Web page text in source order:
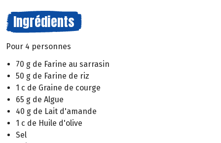
Ingrédients
Pour 4 personnes
70 g de Farine au sarrasin
50 g de Farine de riz
1 c de Graine de courge
65 g de Algue
40 g de Lait d'amande
1 c de Huile d'olive
Sel